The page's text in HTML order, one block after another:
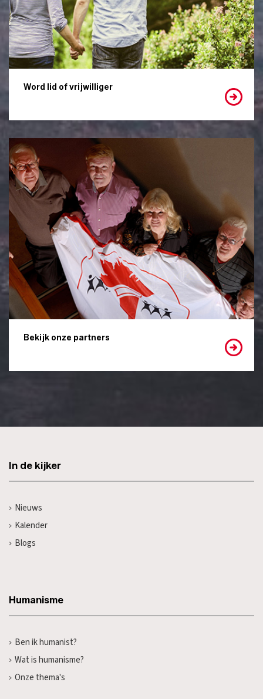
Word lid of vrijwilliger
Bekijk onze partners
In de kijker
Nieuws
Kalender
Blogs
Humanisme
Ben ik humanist?
Wat is humanisme?
Onze thema's